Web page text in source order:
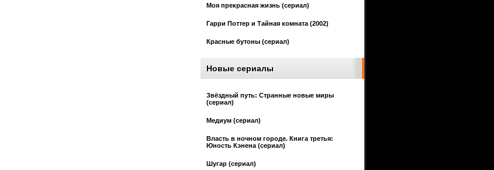
Моя прекрасная жизнь (сериал)
Гарри Поттер и Тайная комната (2002)
Красные бутоны (сериал)
Новые сериалы
Звёздный путь: Странные новые миры
(сериал)
Медиум (сериал)
Власть в ночном городе. Книга третья:
Юность Кэнена (сериал)
Шугар (сериал)